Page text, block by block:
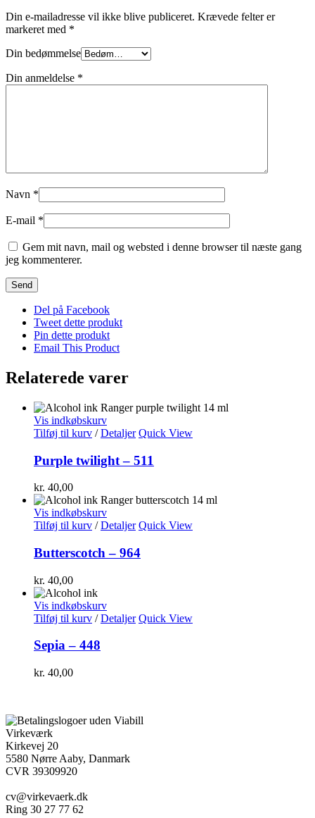
Din e-mailadresse vil ikke blive publiceret. Krævede felter er
markeret med *
Din bedømmelse
Din anmeldelse *
Navn *
E-mail *
Gem mit navn, mail og websted i denne browser til næste gang
jeg kommenterer.
Del på Facebook
Tweet dette produkt
Pin dette produkt
Email This Product
Relaterede varer
Vis indkøbskurv
Tilføj til kurv / Detaljer Quick View
Purple twilight – 511
kr. 40,00
Vis indkøbskurv
Tilføj til kurv / Detaljer Quick View
Butterscotch – 964
kr. 40,00
Vis indkøbskurv
Tilføj til kurv / Detaljer Quick View
Sepia – 448
kr. 40,00
Virkeværk
Kirkevej 20
5580 Nørre Aaby, Danmark
CVR 39309920
cv@virkevaerk.dk
Ring 30 27 77 62